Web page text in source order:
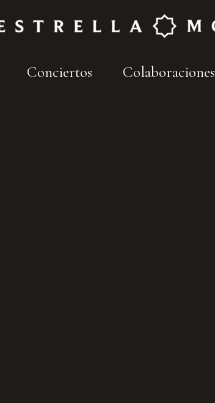
Conciertos Colaboraciones